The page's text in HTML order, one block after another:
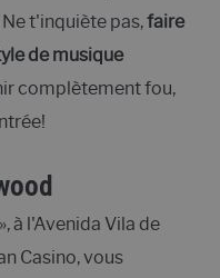
t'inquiète pas,faire
de musique
complètement fou,
à l'Avenida Vila de
Casino, vous